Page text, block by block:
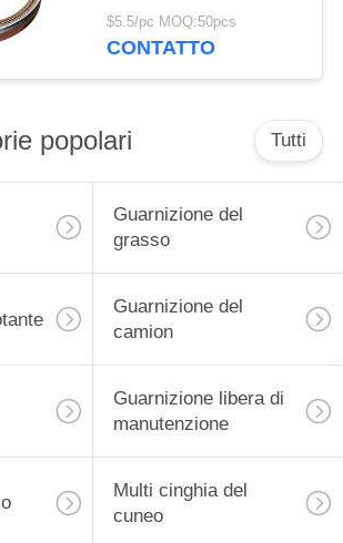
guarnizione del T2
190*220*30 Dongfeng
$5.5/pc MOQ:50pcs
CONTATTO
popolari Tutti
Guarnizione del
grasso
Guarnizione del
camion
Guarnizione libera di
manutenzione
Multi cinghia del
cuneo